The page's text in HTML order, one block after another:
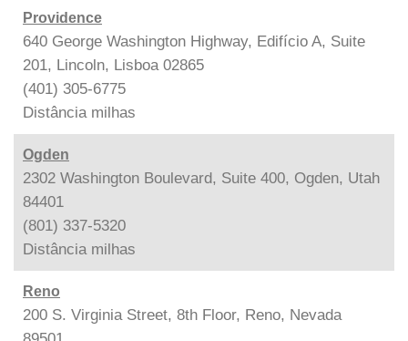
Providence
640 George Washington Highway, Edifício A, Suite
201, Lincoln, Lisboa 02865
(401) 305-6775
Distância milhas
Ogden
2302 Washington Boulevard, Suite 400, Ogden, Utah
84401
(801) 337-5320
Distância milhas
Reno
200 S. Virginia Street, 8th Floor, Reno, Nevada